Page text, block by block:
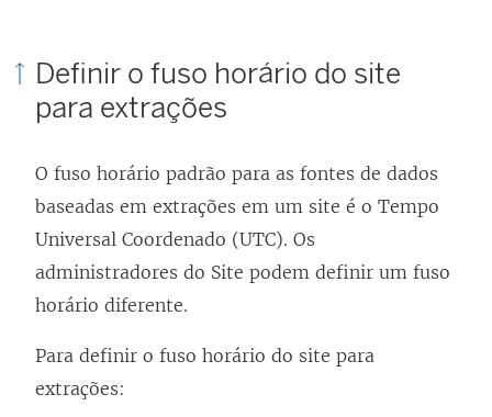
Definir o fuso horário do site
para extrações
O fuso horário padrão para as fontes de dados
baseadas em extrações em um site é o Tempo
Universal Coordenado (UTC). Os
administradores do Site podem definir um fuso
horário diferente.
Para definir o fuso horário do site para
extrações: